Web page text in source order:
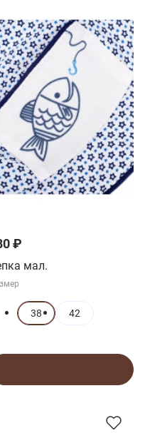
₽
мал.
38 42